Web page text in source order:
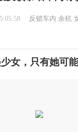
反锁车内 余杭
女，只有她可